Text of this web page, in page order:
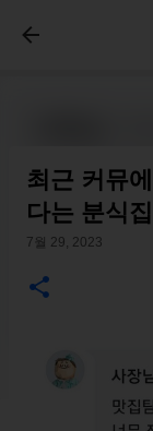
최근 커뮤
다는 분식
7월 29, 2023